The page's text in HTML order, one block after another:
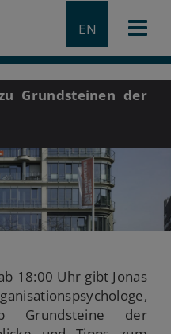
EN
Grundsteinen der
18:00 Uhr gibt Jonas
Grundsteine der